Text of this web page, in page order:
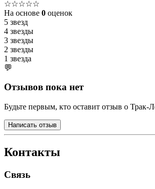
☆☆☆☆☆
На основе 0 оценок
5 звезд
4 звезды
3 звезды
2 звезды
1 звезда
💬
Отзывов пока нет
Будьте первым, кто оставит отзыв о Трак-
Написать отзыв
Контакты
Связь